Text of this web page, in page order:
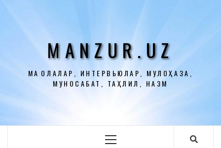
MANZUR.UZ
МАҚОЛАЛАР, ИНТЕРВЬЮЛАР, МУЛОҲАЗА,
МУНОСАБАТ, ТАҲЛИЛ, НАЗМ
меню